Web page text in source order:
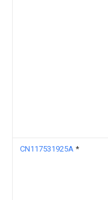
CN117531925A *